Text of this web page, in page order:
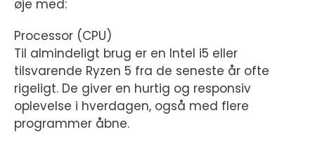
øje med:
Processor (CPU)
Til almindeligt brug er en Intel i5 eller
tilsvarende Ryzen 5 fra de seneste år ofte
rigeligt. De giver en hurtig og responsiv
oplevelse i hverdagen, også med flere
programmer åbne.